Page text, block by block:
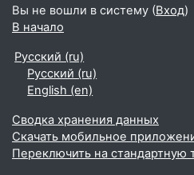
Вы не вошли в систему (Вход)
В начало
Русский ‎(ru)‎
Русский ‎(ru)‎
English ‎(en)‎
Сводка хранения данных
Скачать мобильное
Переключить на стандартную